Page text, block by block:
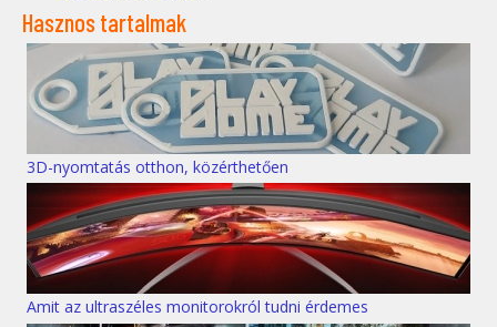
Hasznos tartalmak
3D-nyomtatás otthon, közérthetően
Amit az ultraszéles monitorokról tudni érdemes